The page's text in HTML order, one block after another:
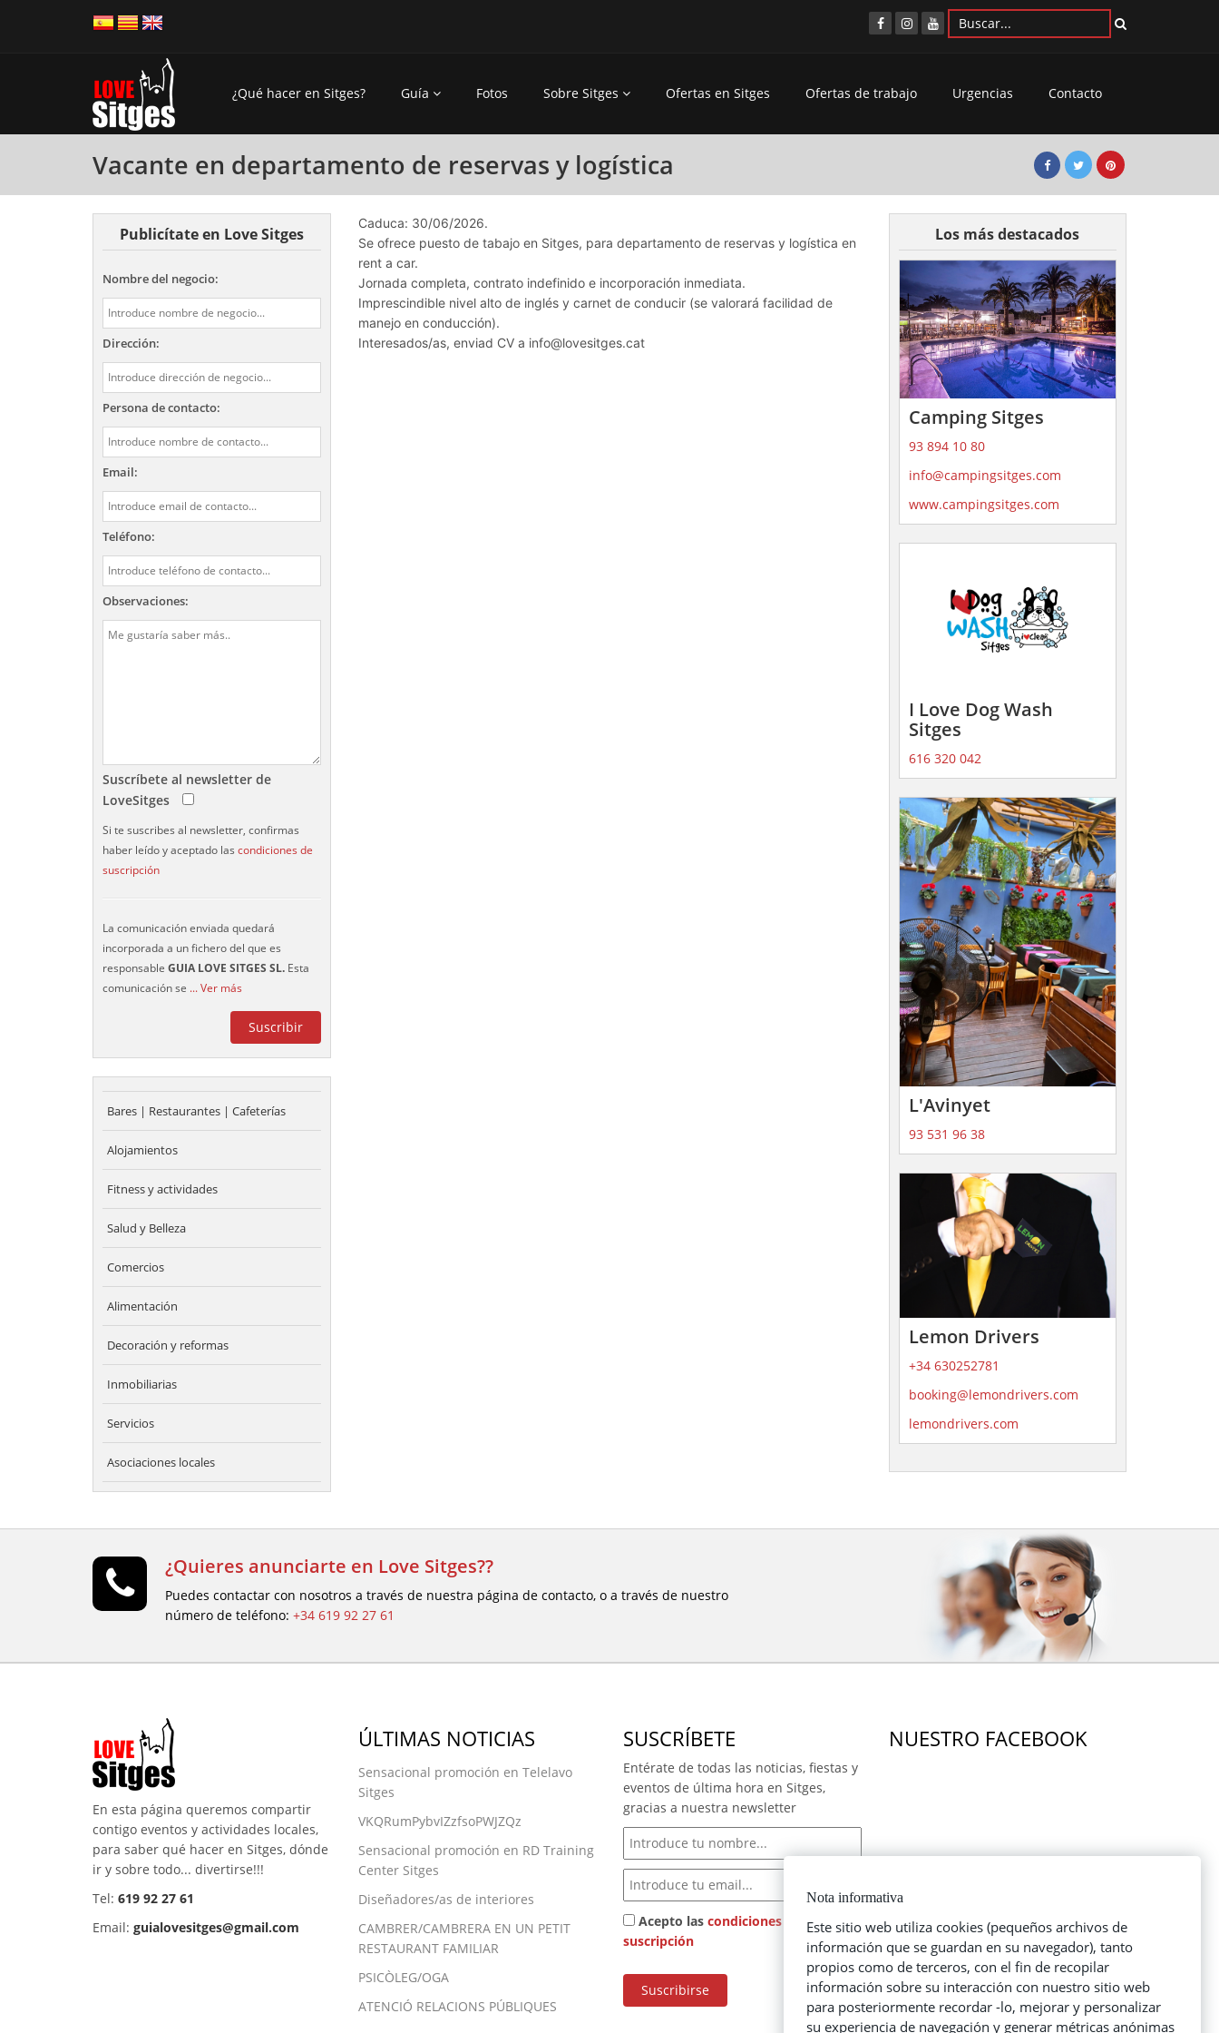
¿Qué hacer en Sitges? Guía Fotos Sobre Sitges Ofertas en Sitges Ofertas de trabajo Urgencias Contacto
Vacante en departamento de reservas y logística
Publicítate en Love Sitges
Nombre del negocio:
Dirección:
Persona de contacto:
Email:
Teléfono:
Observaciones:
Suscríbete al newsletter de
LoveSitges
Si te suscribes al newsletter, confirmas
haber leído y aceptado las condiciones de
suscripción
La comunicación enviada quedará
incorporada a un fichero del que es
responsable GUIA LOVE SITGES SL. Esta
comunicación se ... Ver más
Bares | Restaurantes | Cafeterías
Alojamientos
Fitness y actividades
Salud y Belleza
Comercios
Alimentación
Decoración y reformas
Inmobiliarias
Servicios
Asociaciones locales
Caduca: 30/06/2026.
Se ofrece puesto de tabajo en Sitges, para departamento de reservas y logística en
rent a car.
Jornada completa, contrato indefinido e incorporación inmediata.
Imprescindible nivel alto de inglés y carnet de conducir (se valorará facilidad de
manejo en conducción).
Interesados/as, enviad CV a info@lovesitges.cat
Los más destacados
Camping Sitges
93 894 10 80
info@campingsitges.com
www.campingsitges.com
I Love Dog Wash
Sitges
616 320 042
L'Avinyet
93 531 96 38
Lemon Drivers
+34 630252781
booking@lemondrivers.com
lemondrivers.com
¿Quieres anunciarte en Love Sitges??
Puedes contactar con nosotros a través de nuestra página de contacto, o a través de nuestro
número de teléfono: +34 619 92 27 61
En esta página queremos compartir
contigo eventos y actividades locales,
para saber qué hacer en Sitges, dónde
ir y sobre todo... divertirse!!!
Tel: 619 92 27 61
Email: guialovesitges@gmail.com
ÚLTIMAS NOTICIAS
Sensacional promoción en Telelavo
Sitges
VKQRumPybvIZzfsoPWJZQz
Sensacional promoción en RD Training
Center Sitges
Diseñadores/as de interiores
CAMBRER/CAMBRERA EN UN PETIT
RESTAURANT FAMILIAR
PSICÒLEG/OGA
ATENCIÓ RELACIONS PÚBLIQUES
SUSCRÍBETE
Entérate de todas las noticias, fiestas y
eventos de última hora en Sitges,
gracias a nuestra newsletter
Acepto las condiciones de
suscripción
NUESTRO FACEBOOK
Nota informativa
Este sitio web utiliza cookies (pequeños archivos de
información que se guardan en su navegador), tanto
propios como de terceros, con el fin de recopilar
información sobre su interacción con nuestro sitio web
para posteriormente recordar -lo, mejorar y personalizar
su experiencia de navegación y generar métricas anónimas